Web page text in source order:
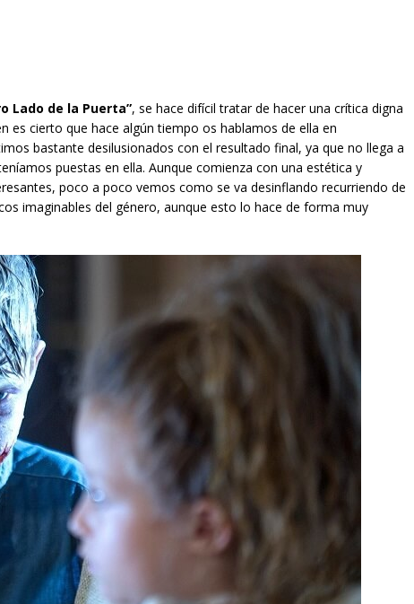
Lado de la Puerta”, se hace difícil tratar de hacer una crítica digna
es cierto que hace algún tiempo os hablamos de ella en
bastante desilusionados con el resultado final, ya que no llega a
puestas en ella. Aunque comienza con una estética y
poco a poco vemos como se va desinflando recurriendo de
imaginables del género, aunque esto lo hace de forma muy